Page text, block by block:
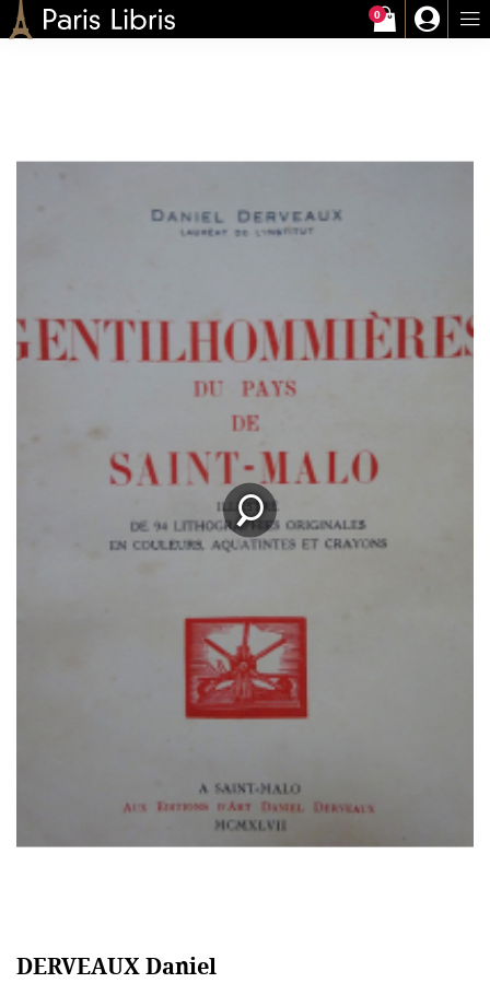
Paris-Libris
0
DERVEAUX Daniel